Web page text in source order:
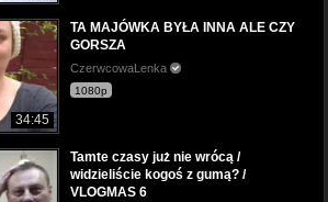
34:45
TA MAJÓWKA BYŁA INNA ALE CZY
GORSZA
CzerwcowaLenka
1080p
Tamte czasy już nie wrócą /
widzieliście kogoś z gumą? /
VLOGMAS 6